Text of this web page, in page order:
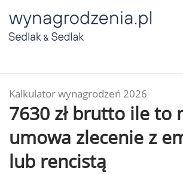
Kalkulator wynagrodzeń 2026
7630 zł brutto ile to
umowa zlecenie z
lub rencistą